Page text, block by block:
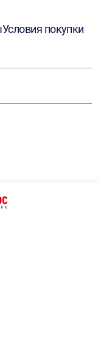
Условия покупки